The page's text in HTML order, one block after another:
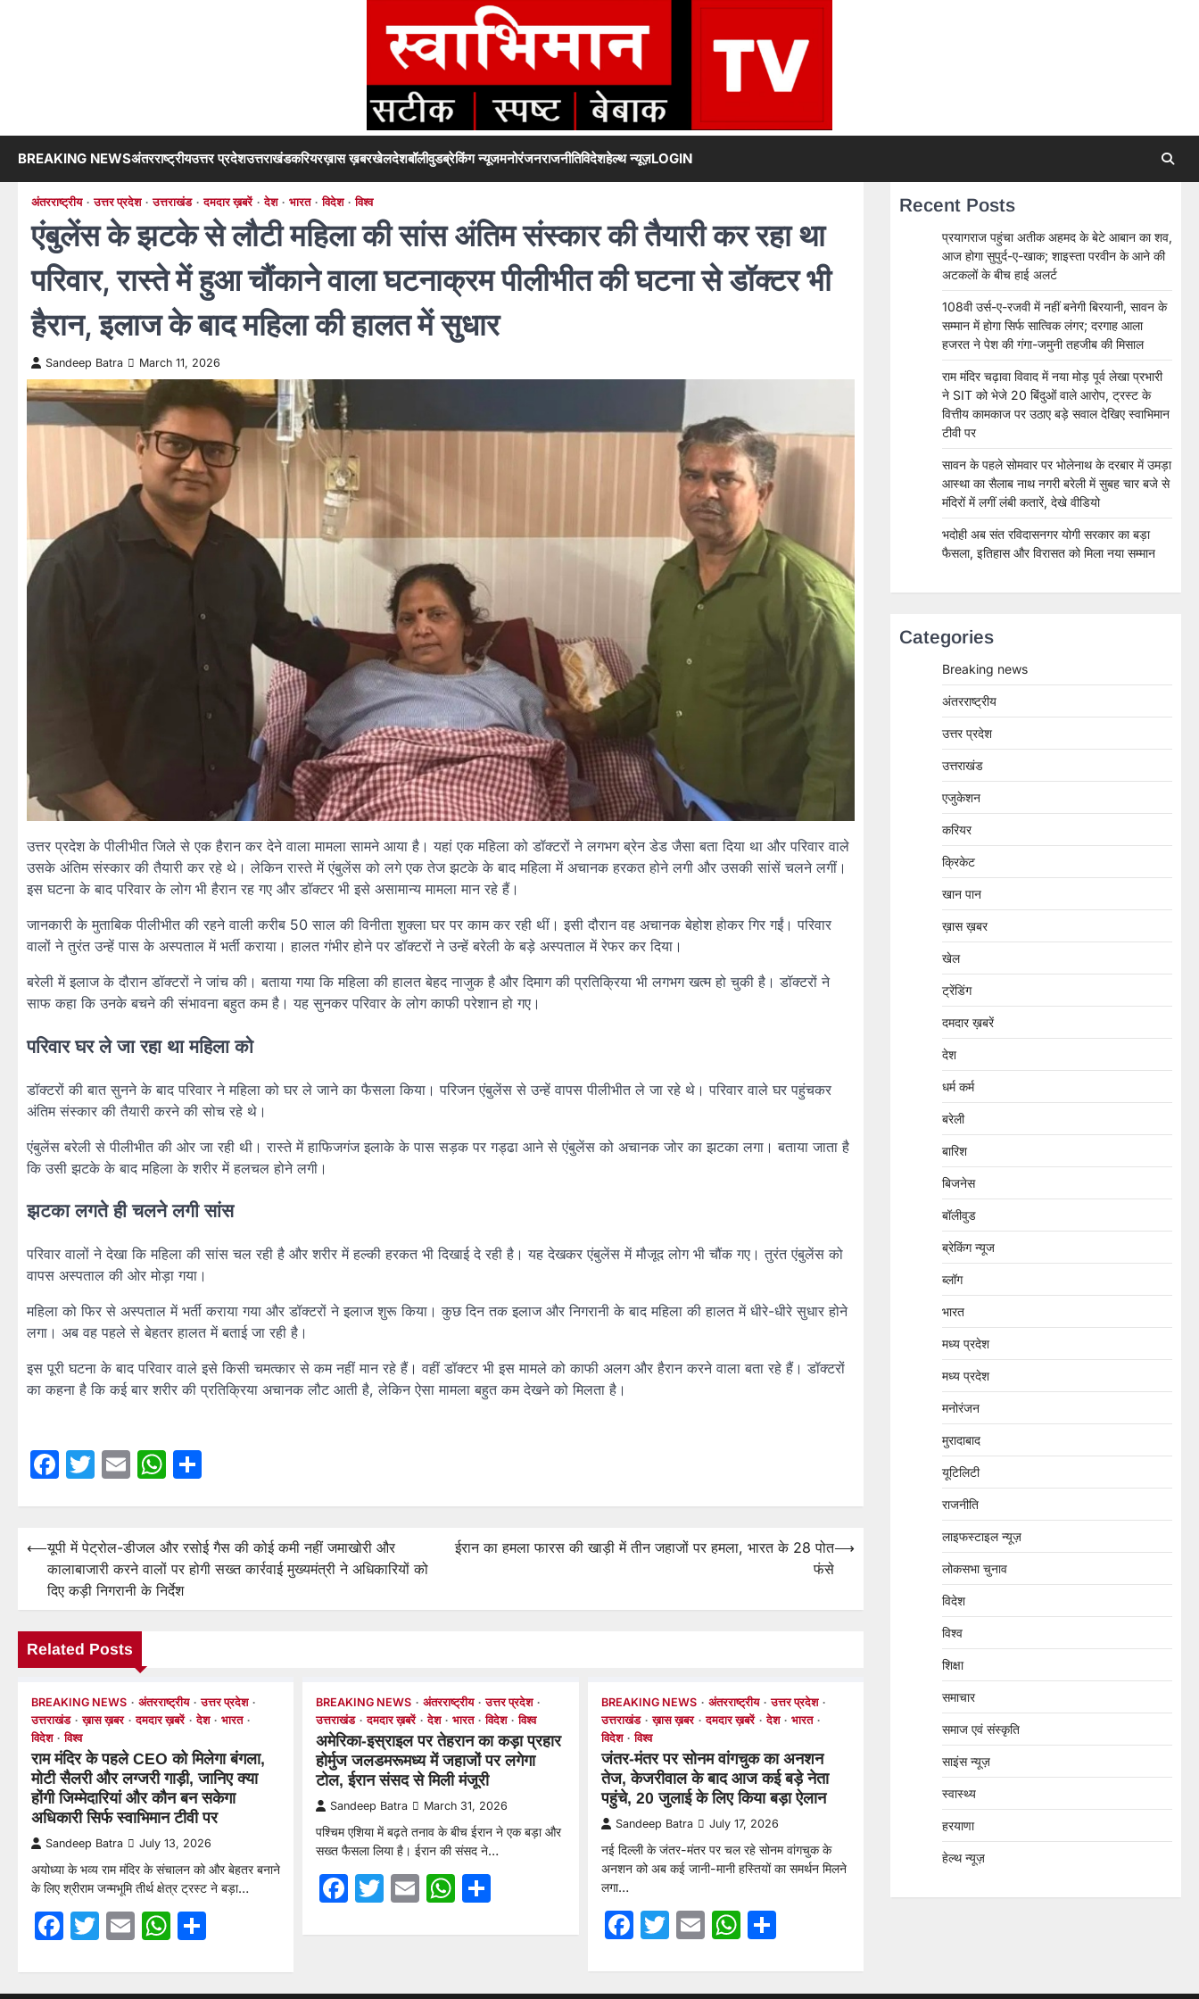
BREAKING NEWSअंतरराष्ट्रीयउत्तर प्रदेशउत्तराखंडकरियरख़ास ख़बरखेलदेशबॉलीवुडब्रेकिंग न्यूजमनोरंजनराजनीतिविदेशहेल्थ न्यूज़LOGIN
अंतरराष्ट्रीय उत्तर प्रदेश उत्तराखंड दमदार ख़बरें देश भारत विदेश विश्व
एंबुलेंस के झटके से लौटी महिला की सांस अंतिम संस्कार की तैयारी कर रहा था
परिवार, रास्ते में हुआ चौंकाने वाला घटनाक्रम पीलीभीत की घटना से डॉक्टर भी
हैरान, इलाज के बाद महिला की हालत में सुधार
Sandeep Batra March 11, 2026
उत्तर प्रदेश के पीलीभीत जिले से एक हैरान कर देने वाला मामला सामने आया है। यहां एक महिला को डॉक्टरों ने लगभग ब्रेन डेड जैसा बता दिया था और परिवार वाले
उसके अंतिम संस्कार की तैयारी कर रहे थे। लेकिन रास्ते में एंबुलेंस को लगे एक तेज झटके के बाद महिला में अचानक हरकत होने लगी और उसकी सांसें चलने लगीं।
इस घटना के बाद परिवार के लोग भी हैरान रह गए और डॉक्टर भी इसे असामान्य मामला मान रहे हैं।
जानकारी के मुताबिक पीलीभीत की रहने वाली करीब 50 साल की विनीता शुक्ला घर पर काम कर रही थीं। इसी दौरान वह अचानक बेहोश होकर गिर गईं। परिवार
वालों ने तुरंत उन्हें पास के अस्पताल में भर्ती कराया। हालत गंभीर होने पर डॉक्टरों ने उन्हें बरेली के बड़े अस्पताल में रेफर कर दिया।
बरेली में इलाज के दौरान डॉक्टरों ने जांच की। बताया गया कि महिला की हालत बेहद नाजुक है और दिमाग की प्रतिक्रिया भी लगभग खत्म हो चुकी है। डॉक्टरों ने
साफ कहा कि उनके बचने की संभावना बहुत कम है। यह सुनकर परिवार के लोग काफी परेशान हो गए।
परिवार घर ले जा रहा था महिला को
डॉक्टरों की बात सुनने के बाद परिवार ने महिला को घर ले जाने का फैसला किया। परिजन एंबुलेंस से उन्हें वापस पीलीभीत ले जा रहे थे। परिवार वाले घर पहुंचकर
अंतिम संस्कार की तैयारी करने की सोच रहे थे।
एंबुलेंस बरेली से पीलीभीत की ओर जा रही थी। रास्ते में हाफिजगंज इलाके के पास सड़क पर गड्ढा आने से एंबुलेंस को अचानक जोर का झटका लगा। बताया जाता है
कि उसी झटके के बाद महिला के शरीर में हलचल होने लगी।
झटका लगते ही चलने लगी सांस
परिवार वालों ने देखा कि महिला की सांस चल रही है और शरीर में हल्की हरकत भी दिखाई दे रही है। यह देखकर एंबुलेंस में मौजूद लोग भी चौंक गए। तुरंत एंबुलेंस को
वापस अस्पताल की ओर मोड़ा गया।
महिला को फिर से अस्पताल में भर्ती कराया गया और डॉक्टरों ने इलाज शुरू किया। कुछ दिन तक इलाज और निगरानी के बाद महिला की हालत में धीरे-धीरे सुधार होने
लगा। अब वह पहले से बेहतर हालत में बताई जा रही है।
इस पूरी घटना के बाद परिवार वाले इसे किसी चमत्कार से कम नहीं मान रहे हैं। वहीं डॉक्टर भी इस मामले को काफी अलग और हैरान करने वाला बता रहे हैं। डॉक्टरों
का कहना है कि कई बार शरीर की प्रतिक्रिया अचानक लौट आती है, लेकिन ऐसा मामला बहुत कम देखने को मिलता है।
Facebook
Twitter
EmailWhatsApp
Post
navigation
⟵यूपी में पेट्रोल-डीजल और रसोई गैस की कोई कमी नहीं जमाखोरी और
कालाबाजारी करने वालों पर होगी सख्त कार्रवाई मुख्यमंत्री ने अधिकारियों को
दिए कड़ी निगरानी के निर्देश
ईरान का हमला फारस की खाड़ी में तीन जहाजों पर हमला, भारत के 28 पोत
फंसे
⟶
Related Posts
BREAKING NEWS अंतरराष्ट्रीय
उत्तर प्रदेश
उत्तराखंड
ख़ास ख़बर दमदार ख़बरें देश
भारत
विदेश
विश्व
राम मंदिर के पहले CEO को मिलेगा बंगला,
मोटी सैलरी और लग्जरी गाड़ी, जानिए क्या
होंगी जिम्मेदारियां और कौन बन सकेगा
अधिकारी सिर्फ स्वाभिमान टीवी पर
Sandeep Batra July 13, 2026
अयोध्या के भव्य राम मंदिर के संचालन को और बेहतर बनाने
के लिए श्रीराम जन्मभूमि तीर्थ क्षेत्र ट्रस्ट ने बड़ा…
Facebook
Twitter
EmailWhatsApp
BREAKING NEWS अंतरराष्ट्रीय
उत्तर प्रदेश
उत्तराखंड
दमदार ख़बरें देश भारत विदेश विश्व
अमेरिका-इस्राइल पर तेहरान का कड़ा प्रहार
होर्मुज जलडमरूमध्य में जहाजों पर लगेगा
टोल, ईरान संसद से मिली मंजूरी
Sandeep Batra March 31, 2026
पश्चिम एशिया में बढ़ते तनाव के बीच ईरान ने एक बड़ा और
सख्त फैसला लिया है। ईरान की संसद ने…
Facebook
Twitter
EmailWhatsApp
BREAKING NEWS अंतरराष्ट्रीय
उत्तर प्रदेश
उत्तराखंड
ख़ास ख़बर दमदार ख़बरें देश
भारत
विदेश
विश्व
जंतर-मंतर पर सोनम वांगचुक का अनशन
तेज, केजरीवाल के बाद आज कई बड़े नेता
पहुंचे, 20 जुलाई के लिए किया बड़ा ऐलान
Sandeep Batra July 17, 2026
नई दिल्ली के जंतर-मंतर पर चल रहे सोनम वांगचुक के
अनशन को अब कई जानी-मानी हस्तियों का समर्थन मिलने
लगा…
Facebook
Twitter
EmailWhatsApp
Share
Recent Posts
प्रयागराज पहुंचा अतीक अहमद के बेटे आबान का शव,
आज होगा सुपुर्द-ए-खाक; शाइस्ता परवीन के आने की
अटकलों के बीच हाई अलर्ट
108वी उर्स-ए-रजवी में नहीं बनेगी बिरयानी, सावन के
सम्मान में होगा सिर्फ सात्विक लंगर; दरगाह आला
हजरत ने पेश की गंगा-जमुनी तहजीब की मिसाल
राम मंदिर चढ़ावा विवाद में नया मोड़ पूर्व लेखा प्रभारी
ने SIT को भेजे 20 बिंदुओं वाले आरोप, ट्रस्ट के
वित्तीय कामकाज पर उठाए बड़े सवाल देखिए स्वाभिमान
टीवी पर
सावन के पहले सोमवार पर भोलेनाथ के दरबार में उमड़ा
आस्था का सैलाब नाथ नगरी बरेली में सुबह चार बजे से
मंदिरों में लगीं लंबी कतारें, देखे वीडियो
भदोही अब संत रविदासनगर योगी सरकार का बड़ा
फैसला, इतिहास और विरासत को मिला नया सम्मान
Categories
Breaking news
अंतरराष्ट्रीय
उत्तर प्रदेश
उत्तराखंड
एजुकेशन
करियर
क्रिकेट
खान पान
ख़ास ख़बर
खेल
ट्रेंडिंग
दमदार ख़बरें
देश
धर्म कर्म
बरेली
बारिश
बिजनेस
बॉलीवुड
ब्रेकिंग न्यूज
ब्लॉग
भारत
मध्य प्रदेश
मध्य प्रदेश
मनोरंजन
मुरादाबाद
यूटिलिटी
राजनीति
लाइफस्टाइल न्यूज़
लोकसभा चुनाव
विदेश
विश्व
शिक्षा
समाचार
समाज एवं संस्कृति
साइंस न्यूज़
स्वास्थ्य
हरयाणा
हेल्थ न्यूज़